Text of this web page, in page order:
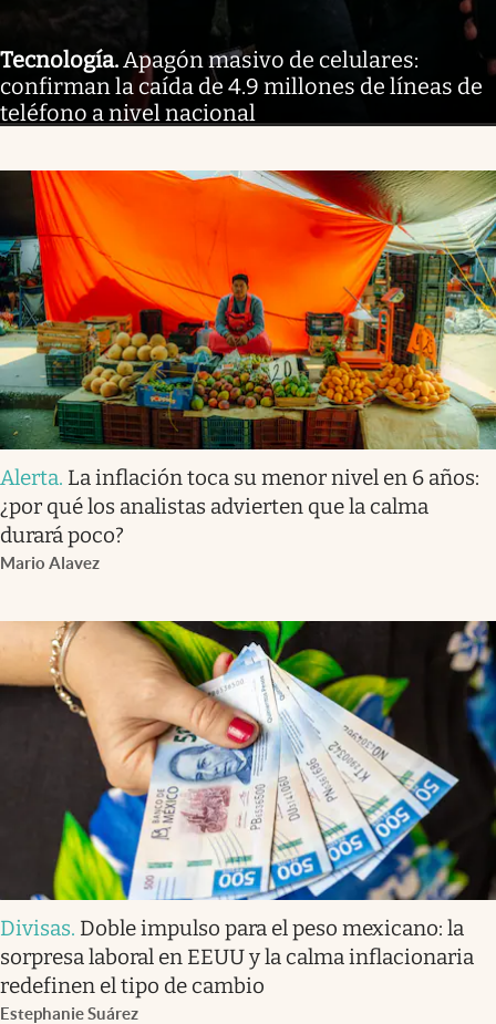
Tecnología.Apagón masivo de celulares:
confirman la caída de 4.9 millones de líneas de
teléfono a nivel nacional
Alerta. La inflación toca su menor nivel en 6 años:
¿por qué los analistas advierten que la calma
durará poco?
Mario Alavez
Divisas. Doble impulso para el peso mexicano: la
sorpresa laboral en EEUU y la calma inflacionaria
redefinen el tipo de cambio
Estephanie Suárez